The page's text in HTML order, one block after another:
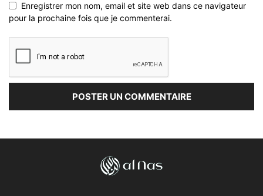
Enregistrer mon nom, email et site web dans ce navigateur
pour la prochaine fois que je commenterai.